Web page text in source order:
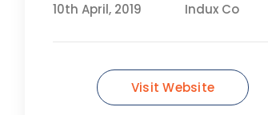
10th April, 2019
Indux Co
Visit Website